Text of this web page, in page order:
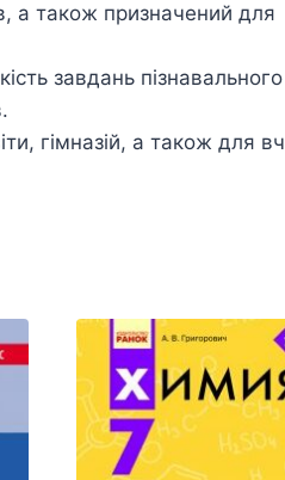
а також призначений для
завдань
гімназій, а також для